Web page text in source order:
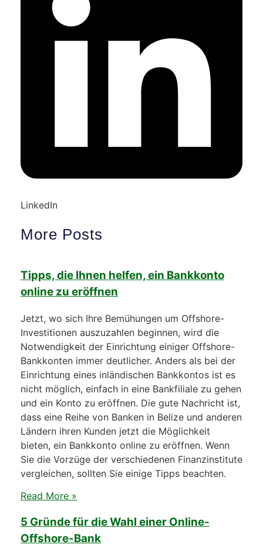
LinkedIn
More Posts
Tipps, die Ihnen helfen, ein Bankkonto
online zu eröffnen
Jetzt, wo sich Ihre Bemühungen um Offshore-
Investitionen auszuzahlen beginnen, wird die
Notwendigkeit der Einrichtung einiger Offshore-
Bankkonten immer deutlicher. Anders als bei der
Einrichtung eines inländischen Bankkontos ist es
nicht möglich, einfach in eine Bankfiliale zu gehen
und ein Konto zu eröffnen. Die gute Nachricht ist,
dass eine Reihe von Banken in Belize und anderen
Ländern ihren Kunden jetzt die Möglichkeit
bieten, ein Bankkonto online zu eröffnen. Wenn
Sie die Vorzüge der verschiedenen Finanzinstitute
vergleichen, sollten Sie einige Tipps beachten.
Read More »
5 Gründe für die Wahl einer Online-
Offshore-Bank